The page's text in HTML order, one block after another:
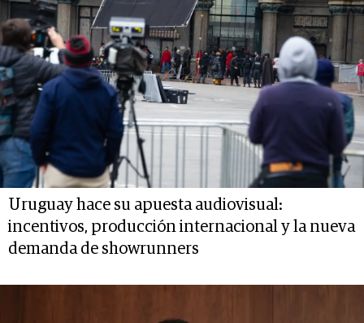
Uruguay hace su apuesta audiovisual:
incentivos, producción internacional y la nueva
demanda de showrunners